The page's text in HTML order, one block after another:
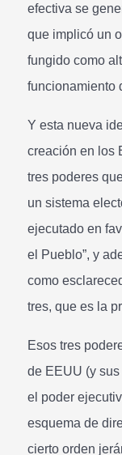
efectiva se
que implicó un
fungido como
funcionamiento
Y esta nueva
creación en los
tres poderes
un sistema
ejecutado en
el Pueblo”, y
como
tres, que es la
Esos tres
de EEUU (y
el poder
esquema de
cierto orden